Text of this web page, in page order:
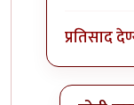
प्रतिसाद